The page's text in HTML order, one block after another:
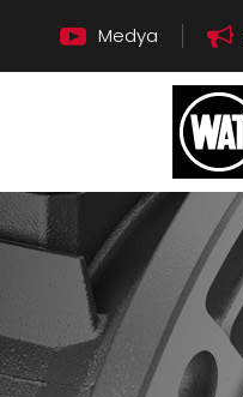
Medya